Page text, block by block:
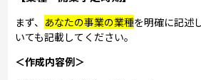
まず、 あなたの事業の業種を明確に記述し
いても記載してください。
＜作成内容例＞